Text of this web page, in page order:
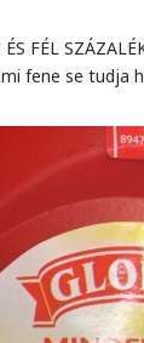
FÉL
fene se tudja